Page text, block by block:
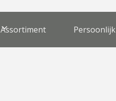
Assortiment